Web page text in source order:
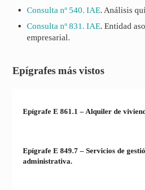
Consulta nº 540. IAE. Análisis
Consulta nº 831. IAE. Entidad
empresarial.
Sidebar
Epígrafes más vistos
Epígrafe E 861.1 – Alquiler de
Epígrafe E 849.7 – Servicios de
administrativa.